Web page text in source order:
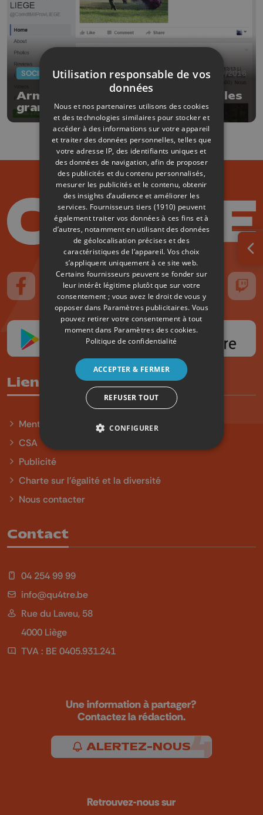
SOCIÉTÉ 21/09/2016
Armée : Facebook pour annoncer les
grandes manoeuvres
Suivez-nous sur FaceBook
Suivez-nous sur Instagram
Suivez-nous sur TikTokSuivez-nous sur YouTube
Suivez-nous
Liens utiles
Mentions légales
CSA
Publicité
Charte sur l'égalité et la diversité
Nous contacter
Contact
04 254 99 99
info@qu4tre.be
Rue du Laveu, 58
4000 Liège
TVA : BE 0405.931.241
Une information à partager?
Contactez la rédaction.
ALERTEZ-NOUS
Retrouvez-nous sur
Utilisation responsable de vos
données
Nous et nos partenaires utilisons des cookies
et des technologies similaires pour stocker et
accéder à des informations sur votre appareil
et traiter des données personnelles, telles que
votre adresse IP, des identifiants uniques et
des données de navigation, afin de proposer
des publicités et du contenu personnalisés,
mesurer les publicités et le contenu, obtenir
des insights d’audience et améliorer les
services. Fournisseurs tiers (1910) peuvent
également traiter vos données à ces fins et à
d’autres, notamment en utilisant des données
de géolocalisation précises et des
caractéristiques de l’appareil. Vos choix
s’appliquent uniquement à ce site web.
Certains fournisseurs peuvent se fonder sur
leur intérêt légitime plutôt que sur votre
consentement ; vous avez le droit de vous y
opposer dans Paramètres publicitaires. Vous
pouvez retirer votre consentement à tout
moment dans Paramètres des cookies.
Politique de confidentialité
ACCEPTER & FERMER
REFUSER TOUT
CONFIGURER